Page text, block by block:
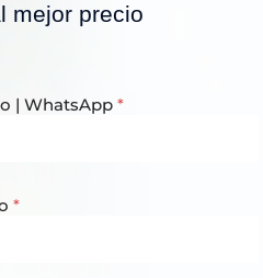
mejor precio
| WhatsApp *
*